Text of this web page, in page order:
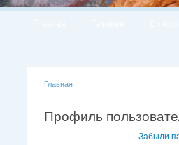
Главная
Профиль
Забыли